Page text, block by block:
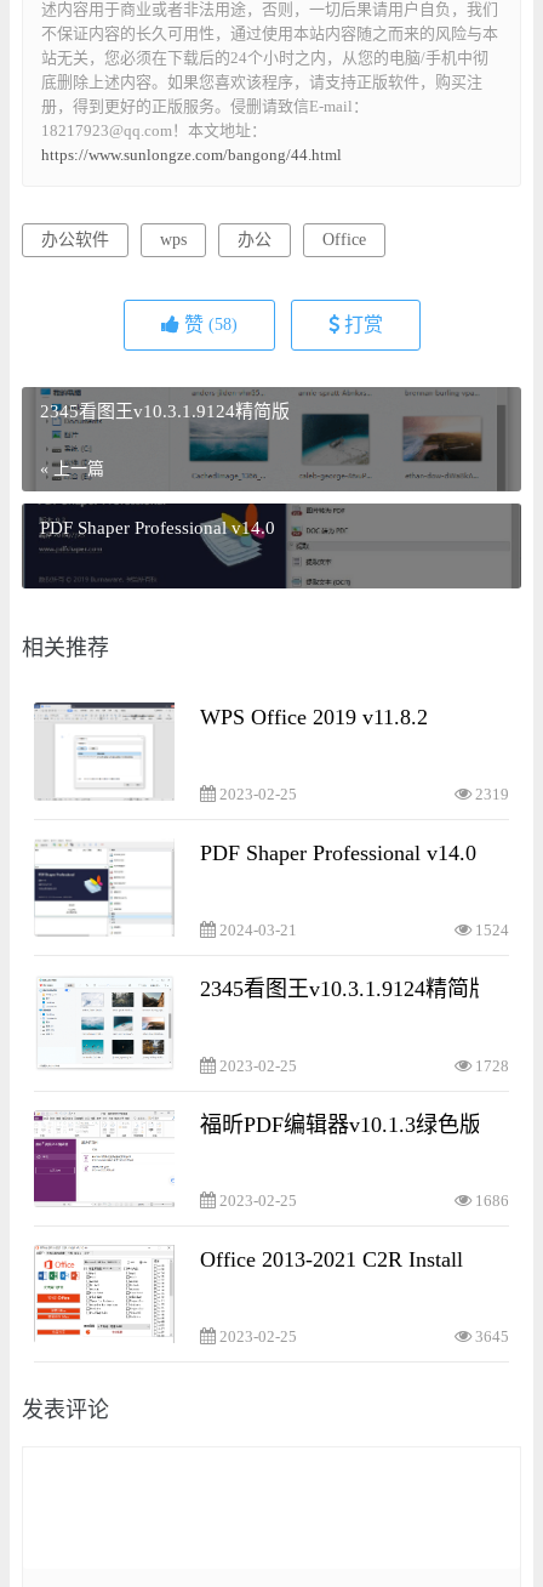
述内容用于商业或者非法用途，否则，一切后果请用户自负，我们
不保证内容的长久可用性，通过使用本站内容随之而来的风险与本
站无关，您必须在下载后的24个小时之内，从您的电脑/手机中彻
底删除上述内容。如果您喜欢该程序，请支持正版软件，购买注
册，得到更好的正版服务。侵删请致信E-mail：
18217923@qq.com！本文地址：
https://www.sunlongze.com/bangong/44.html
办公软件 wps 办公 Office
赞 (58) 打赏
2345看图王v10.3.1.9124精简版
« 上一篇
PDF Shaper Professional v14.0
相关推荐
WPS Office 2019 v11.8.2
2023-02-25 2319
PDF Shaper Professional v14.0
2024-03-21 1524
2345看图王v10.3.1.9124精简版
2023-02-25 1728
福昕PDF编辑器v10.1.3绿色版
2023-02-25 1686
Office 2013-2021 C2R Install
2023-02-25 3645
发表评论